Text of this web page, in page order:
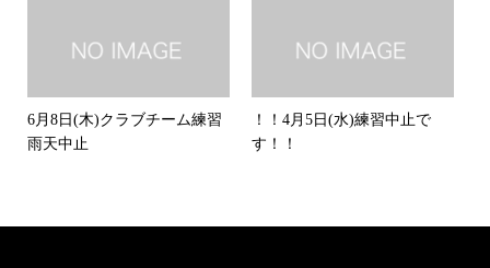
6月8日(木)クラブチーム練習
雨天中止
！！4月5日(水)練習中止で
す！！